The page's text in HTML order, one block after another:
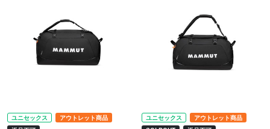
ユニセックス
アウトレット商品
ユニセックス
アウトレット商品